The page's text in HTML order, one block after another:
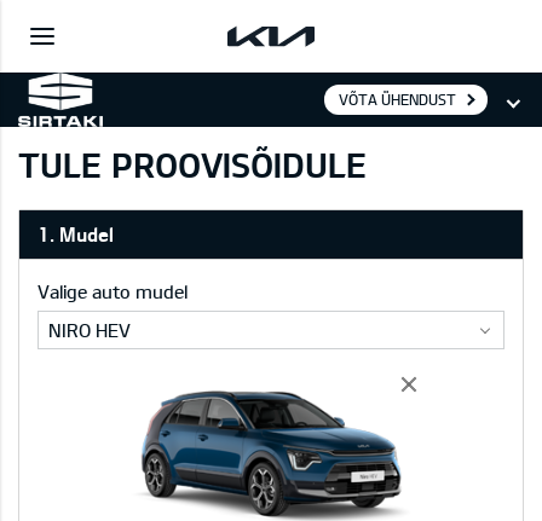
VÕTA ÜHENDUST
TULE PROOVISÕIDULE
1. Mudel
Valige auto mudel
NIRO HEV